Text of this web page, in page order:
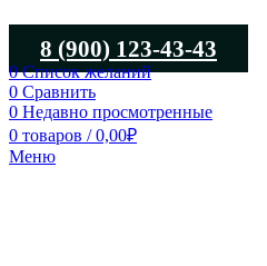
8 (900) 123-43-43
0Список желаний
0 Сравнить
0 Недавно просмотренные
0 товаров / 0,00₽
Меню